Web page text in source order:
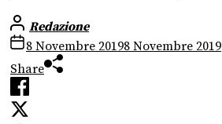
Redazione
8 Novembre 20198 Novembre 2019
Share